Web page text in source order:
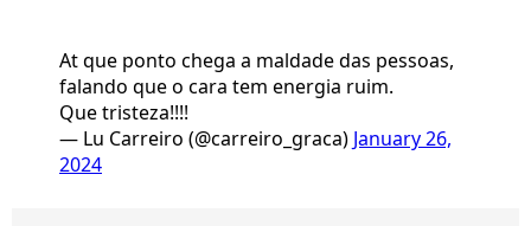
At que ponto chega a maldade das pessoas,
falando que o cara tem energia ruim.
Que tristeza!!!!
— Lu Carreiro (@carreiro_graca) January 26,
2024